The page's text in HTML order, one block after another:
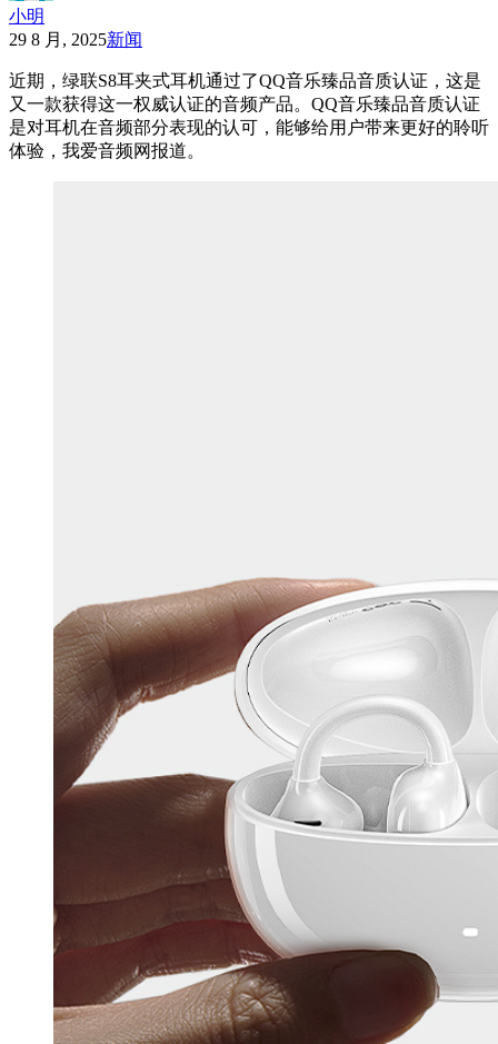
小明
29 8 月, 2025新闻
近期，绿联S8耳夹式耳机通过了QQ音乐臻品音质认证，这是
又一款获得这一权威认证的音频产品。QQ音乐臻品音质认证
是对耳机在音频部分表现的认可，能够给用户带来更好的聆听
体验，我爱音频网报道。